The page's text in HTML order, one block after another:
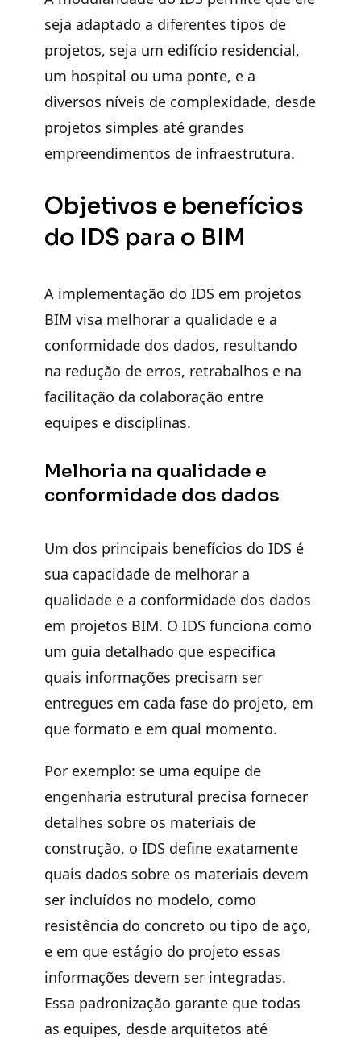
seja adaptado a diferentes tipos de
projetos, seja um edifício residencial,
um hospital ou uma ponte, e a
diversos níveis de complexidade, desde
projetos simples até grandes
empreendimentos de infraestrutura.
Objetivos e benefícios
do IDS para o BIM
A implementação do IDS em projetos
BIM visa melhorar a qualidade e a
conformidade dos dados, resultando
na redução de erros, retrabalhos e na
facilitação da colaboração entre
equipes e disciplinas.
Melhoria na qualidade e
conformidade dos dados
Um dos principais benefícios do IDS é
sua capacidade de melhorar a
qualidade e a conformidade dos dados
em projetos BIM. O IDS funciona como
um guia detalhado que especifica
quais informações precisam ser
entregues em cada fase do projeto, em
que formato e em qual momento.
Por exemplo: se uma equipe de
engenharia estrutural precisa fornecer
detalhes sobre os materiais de
construção, o IDS define exatamente
quais dados sobre os materiais devem
ser incluídos no modelo, como
resistência do concreto ou tipo de aço,
e em que estágio do projeto essas
informações devem ser integradas.
Essa padronização garante que todas
as equipes, desde arquitetos até